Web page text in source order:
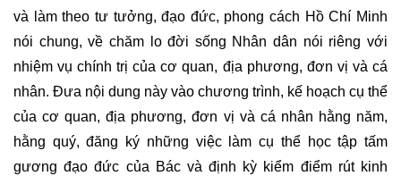
và làm theo tư tưởng, đạo đức, phong cách Hồ Chí Minh
nói chung, về chăm lo đời sống Nhân dân nói riêng với
nhiệm vụ chính trị của cơ quan, địa phương, đơn vị và cá
nhân. Đưa nội dung này vào chương trình, kế hoạch cụ thể
của cơ quan, địa phương, đơn vị và cá nhân hằng năm,
hằng quý, đăng ký những việc làm cụ thể học tập tấm
gương đạo đức của Bác và định kỳ kiểm điểm rút kinh